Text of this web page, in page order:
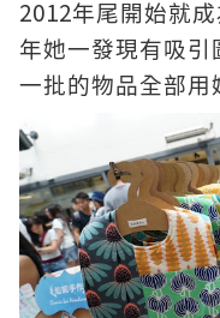
2012年尾開始就
年她一發現有吸引
一批的物品全部用